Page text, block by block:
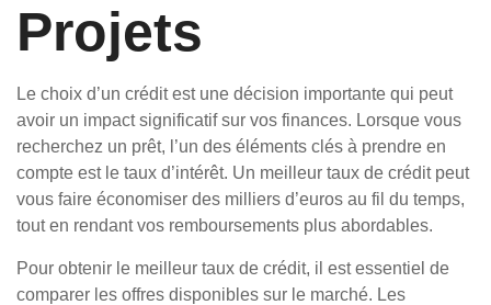
Projets
Le choix d’un crédit est une décision importante qui peut
avoir un impact significatif sur vos finances. Lorsque vous
recherchez un prêt, l’un des éléments clés à prendre en
compte est le taux d’intérêt. Un meilleur taux de crédit peut
vous faire économiser des milliers d’euros au fil du temps,
tout en rendant vos remboursements plus abordables.
Pour obtenir le meilleur taux de crédit, il est essentiel de
comparer les offres disponibles sur le marché. Les